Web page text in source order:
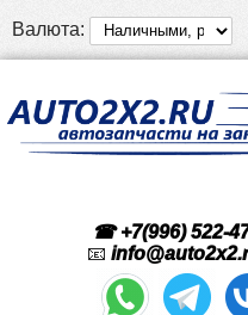
Валюта:
☎ +7(996) 522-
📧